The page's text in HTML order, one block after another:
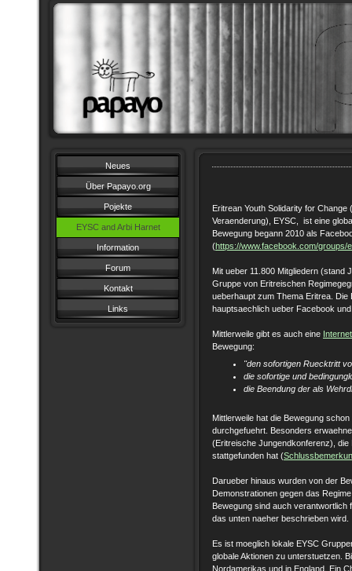
Neues
Über Papayo.org
Pojekte
EYSC and Arbi Harnet
Information
Forum
Kontakt
Links
Eritrean Youth Solidarity for
Veraenderung), EYSC, ist eine
Bewegung begann 2010 als
(https://www.facebook.com/groups/
Mit ueber 11.800 Mitgliedern (stand
Gruppe von Eritreischen
ueberhaupt zum Thema Eritrea.
hauptsaechlich ueber Facebook
Mittlerweile gibt es auch eine
Bewegung:
"den sofortigen Ruecktritt
die sofortige und
die Beendung der als
Mittlerweile hat die Bewegung
durchgefuehrt. Besonders
(Eritreische Jungendkonferenz), die
stattgefunden hat (
Darueber hinaus wurden von der
Demonstrationen gegen das
Bewegung sind auch
das unten naeher beschrieben wird.
Es ist moeglich lokale EYSC
globale Aktionen zu unterstuetzen.
Nordamerikas und in England. Ein